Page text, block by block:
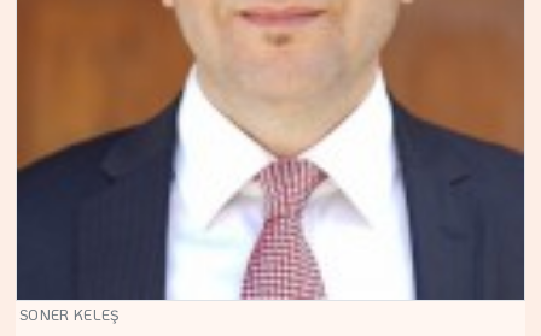
SONER KELEŞ